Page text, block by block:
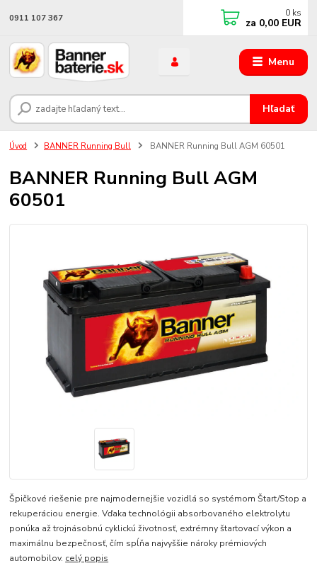
Menu
Hľadať
0911 107 367 0 ks
za 0,00 EUR
Úvod BANNER Running Bull BANNER Running Bull AGM 60501
BANNER Running Bull AGM
60501
Špičkové riešenie pre najmodernejšie vozidlá so systémom Štart/Stop a
rekuperáciou energie. Vďaka technológii absorbovaného elektrolytu
ponúka až trojnásobnú cyklickú životnosť, extrémny štartovací výkon a
maximálnu bezpečnosť, čím spĺňa najvyššie nároky prémiových
automobilov. celý popis